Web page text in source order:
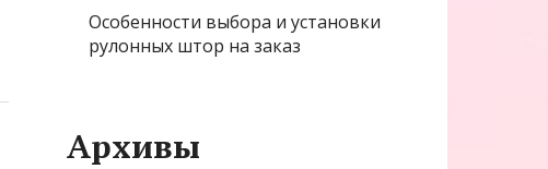
Особенности выбора и установки
рулонных штор на заказ
Архивы